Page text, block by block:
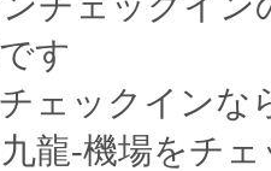
す
ェックインな
龍-機場をチ